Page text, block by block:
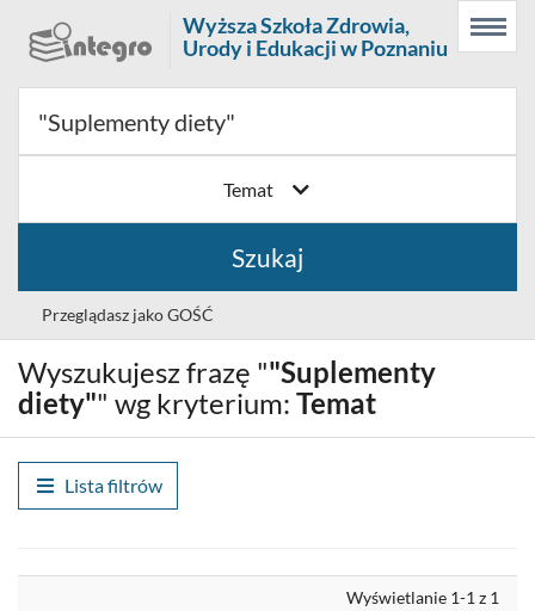
Menu
główne
Wyszukiwarka
Treść
główna
Menu
Prolib
Integro
strona
główna
Wyższa Szkoła Zdrowia,
Urody i Edukacji w Poznaniu
Temat
Szukaj
Przeglądasz jako GOŚĆ
Wybór
języka
Polski (PL)
Zaloguj
Wyszukujesz frazę ""Suplementy
diety"" wg kryterium: Temat
Lista filtrów
Wyświetlanie 1-1 z 1